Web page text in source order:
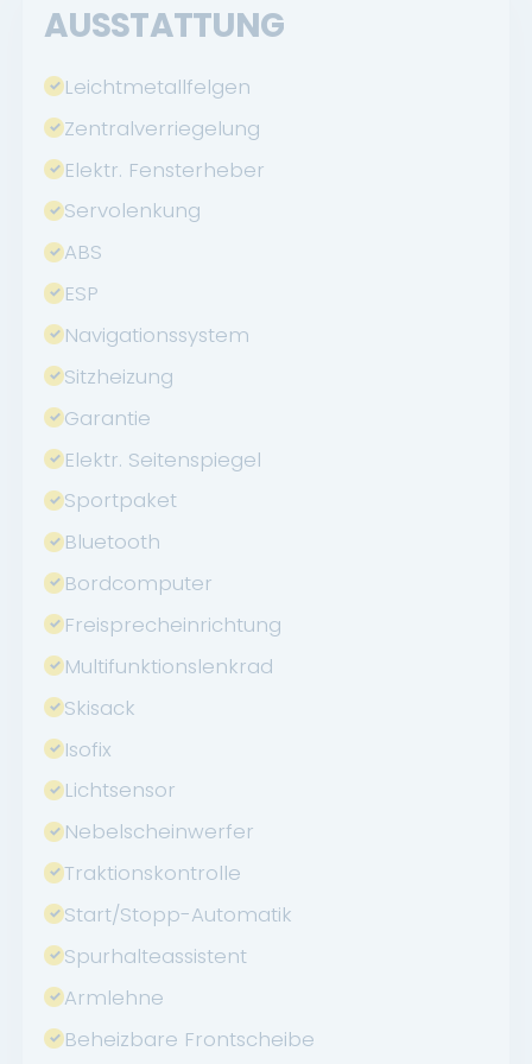
AUSSTATTUNG
Leichtmetallfelgen
Zentralverriegelung
Elektr. Fensterheber
Servolenkung
ABS
ESP
Navigationssystem
Sitzheizung
Garantie
Elektr. Seitenspiegel
Sportpaket
Bluetooth
Bordcomputer
Freisprecheinrichtung
Multifunktionslenkrad
Skisack
Isofix
Lichtsensor
Nebelscheinwerfer
Traktionskontrolle
Start/Stopp-Automatik
Spurhalteassistent
Armlehne
Beheizbare Frontscheibe